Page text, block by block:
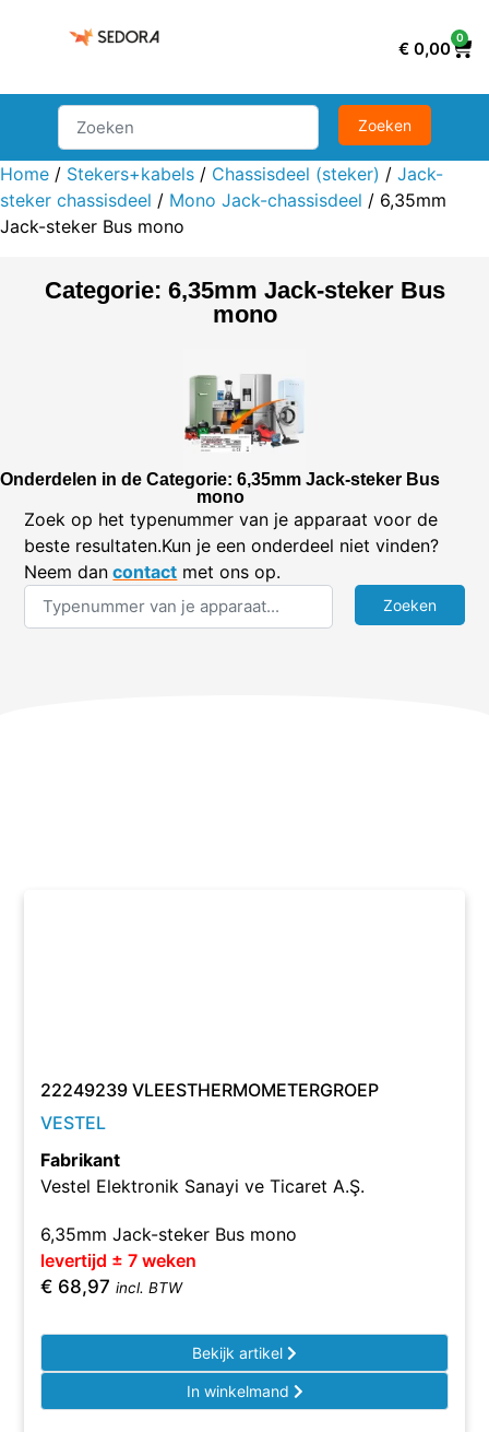
€ 0,00
0
Home / Stekers+kabels / Chassisdeel (steker) / Jack-
steker chassisdeel / Mono Jack-chassisdeel / 6,35mm
Jack-steker Bus mono
Categorie: 6,35mm Jack-steker Bus
mono
Onderdelen in de Categorie: 6,35mm Jack-steker Bus
mono
Zoek op het typenummer van je apparaat voor de
beste resultaten.Kun je een onderdeel niet vinden?
Neem dan contact met ons op.
22249239 VLEESTHERMOMETERGROEP
VESTEL
Fabrikant
Vestel Elektronik Sanayi ve Ticaret A.Ş.
6,35mm Jack-steker Bus mono
levertijd ± 7 weken
€ 68,97 incl. BTW
Bekijk artikel
In winkelmand